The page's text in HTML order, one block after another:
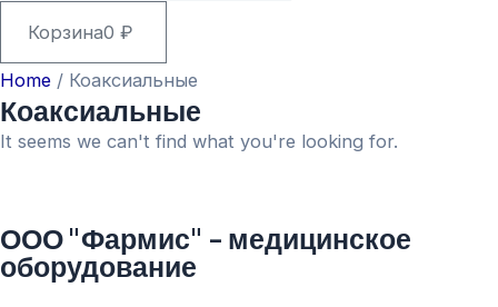
0 ₽
Корзина
Home / Коаксиальные
Коаксиальные
It seems we can't find what you're looking for.
ООО "Фармис" - медицинское
оборудование